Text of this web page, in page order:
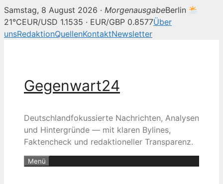
Samstag, 8 August 2026 · MorgenausgabeBerlin
21°CEUR/USD 1.1535 · EUR/GBP 0.8577Über
unsRedaktionQuellenKontaktNewsletter
Gegenwart24
Deutschlandfokussierte Nachrichten, Analysen
und Hintergründe — mit klaren Bylines,
Faktencheck und redaktioneller Transparenz.
Menü